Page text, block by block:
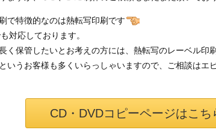
で特徴的なのは熱転写印刷です
対応しております。
く保管したいとお考えの方には、熱転写のレーベル印
いうお客様も多くいらっしゃいますので、ご相談はエ
CD・DVDコピーページはこち